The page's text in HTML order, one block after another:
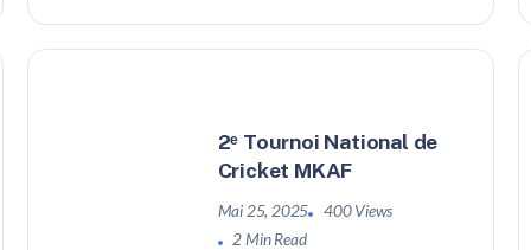
2ᵉ Tournoi National de
Cricket MKAF
Mai 25, 2025
400 Views
2 Min Read